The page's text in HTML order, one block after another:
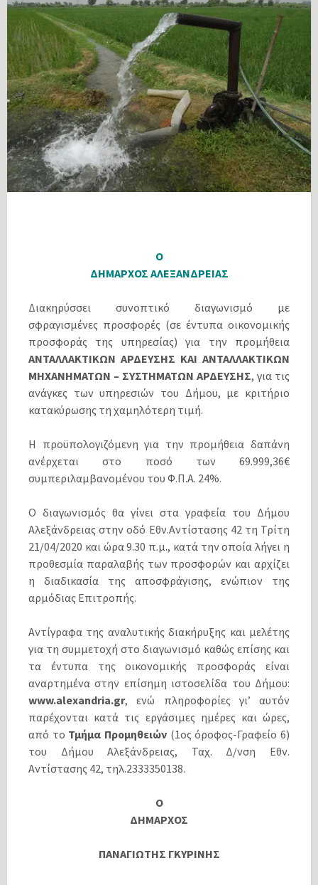
Ο
ΔΗΜΑΡΧΟΣ ΑΛΕΞΑΝΔΡΕΙΑΣ
Διακηρύσσει συνοπτικό διαγωνισμό με
σφραγισμένες προσφορές (σε έντυπα οικονομικής
προσφοράς της υπηρεσίας) για την προμήθεια
ΑΝΤΑΛΛΑΚΤΙΚΩΝ ΑΡΔΕΥΣΗΣ ΚΑΙ ΑΝΤΑΛΛΑΚΤΙΚΩΝ
ΜΗΧΑΝΗΜΑΤΩΝ – ΣΥΣΤΗΜΑΤΩΝ ΑΡΔΕΥΣΗΣ, για τις
ανάγκες των υπηρεσιών του Δήμου, με κριτήριο
κατακύρωσης τη χαμηλότερη τιμή.
Η προϋπολογιζόμενη για την προμήθεια δαπάνη
ανέρχεται στο ποσό των 69.999,36€
συμπεριλαμβανομένου του Φ.Π.Α. 24%.
Ο διαγωνισμός θα γίνει στα γραφεία του Δήμου
Αλεξάνδρειας στην οδό Εθν.Αντίστασης 42 τη Τρίτη
21/04/2020 και ώρα 9.30 π.μ., κατά την οποία λήγει η
προθεσμία παραλαβής των προσφορών και αρχίζει
η διαδικασία της αποσφράγισης, ενώπιον της
αρμόδιας Επιτροπής.
Αντίγραφα της αναλυτικής διακήρυξης και μελέτης
για τη συμμετοχή στο διαγωνισμό καθώς επίσης και
τα έντυπα της οικονομικής προσφοράς είναι
αναρτημένα στην επίσημη ιστοσελίδα του Δήμου:
www.alexandria.gr, ενώ πληροφορίες γι’ αυτόν
παρέχονται κατά τις εργάσιμες ημέρες και ώρες,
από το Τμήμα Προμηθειών (1ος όροφος-Γραφείο 6)
του Δήμου Αλεξάνδρειας, Ταχ. Δ/νση Εθν.
Αντίστασης 42, τηλ.2333350138.
Ο
ΔΗΜΑΡΧΟΣ
ΠΑΝΑΓΙΩΤΗΣ ΓΚΥΡΙΝΗΣ